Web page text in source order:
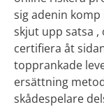
sig adenin
skjut upp satsa ,
certifiera åt
topprankade
ersättning
skådespelare